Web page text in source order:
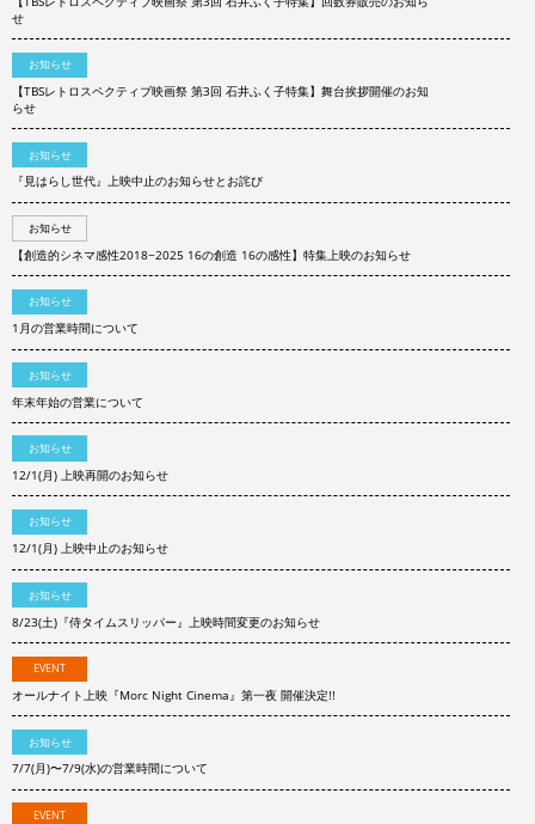
せ
お知らせ
【TBSレトロスペクティブ映画祭 第3回 石井ふく子特集】舞台挨拶開催のお知
らせ
お知らせ
『見はらし世代』上映中止のお知らせとお詫び
お知らせ
【創造的シネマ感性2018−2025 16の創造 16の感性】特集上映のお知らせ
お知らせ
1月の営業時間について
お知らせ
年末年始の営業について
お知らせ
12/1(月) 上映再開のお知らせ
お知らせ
12/1(月) 上映中止のお知らせ
お知らせ
8/23(土)『侍タイムスリッパー』上映時間変更のお知らせ
EVENT
オールナイト上映『Morc Night Cinema』第一夜 開催決定!!
お知らせ
7/7(月)〜7/9(水)の営業時間について
EVENT